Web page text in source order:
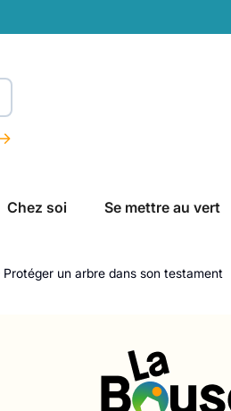
Chez soi Se mettre au vert
Protéger un arbre dans son testament